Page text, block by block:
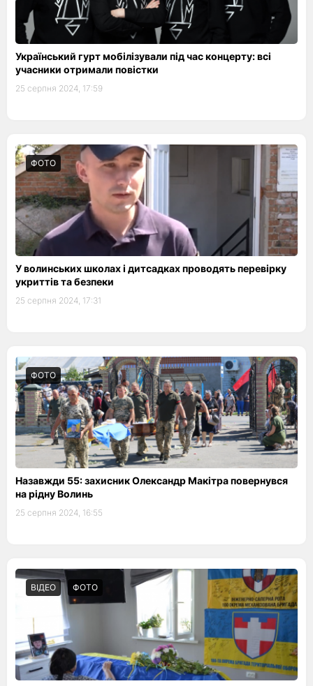
Український гурт мобілізували під час концерту: всі
учасники отримали повістки
25 серпня 2024, 17:59
ФОТО
У волинських школах і дитсадках проводять перевірку
укриттів та безпеки
25 серпня 2024, 17:31
ФОТО
Назавжди 55: захисник Олександр Макітра повернувся
на рідну Волинь
25 серпня 2024, 16:55
ВІДЕО ФОТО